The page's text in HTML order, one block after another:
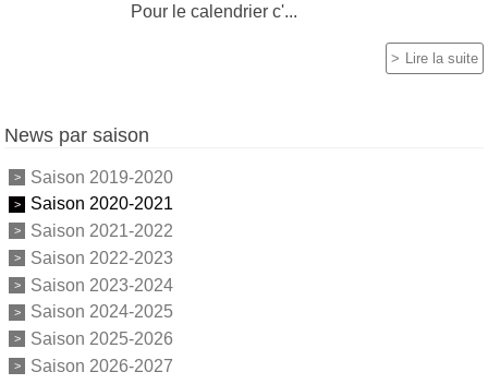
Pour le calendrier c'...
Lire la suite
News par saison
Saison 2019-2020
Saison 2020-2021
Saison 2021-2022
Saison 2022-2023
Saison 2023-2024
Saison 2024-2025
Saison 2025-2026
Saison 2026-2027